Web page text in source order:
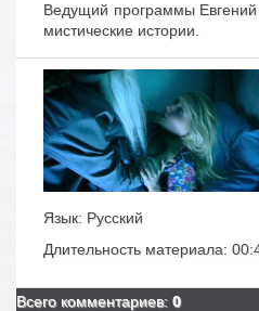
Ведущий программы Евгений
мистические истории.
Язык: Русский
Длительность материала:
Всего комментариев: 0